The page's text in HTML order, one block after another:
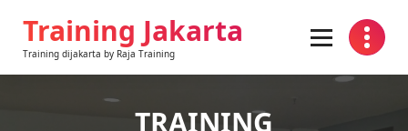
Training Jakarta
Training dijakarta by Raja Training
TRAINING